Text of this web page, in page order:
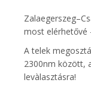
most elérhetővé
A telek
2300nm között,
levàlasztásra!